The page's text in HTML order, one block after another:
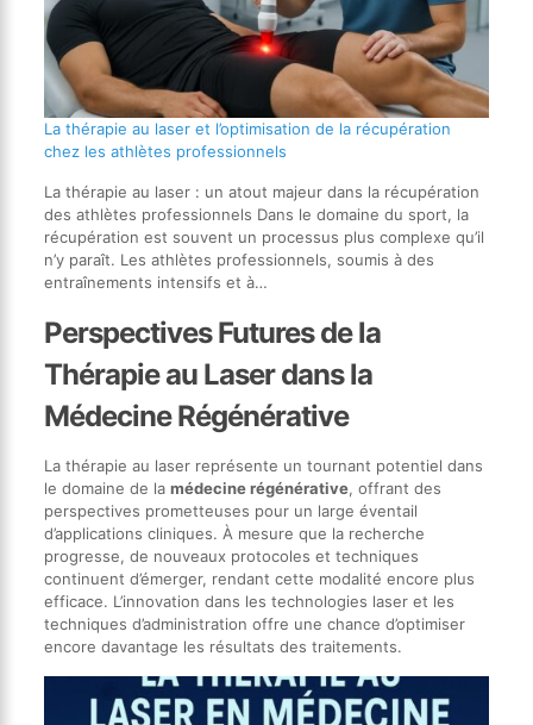
La thérapie au laser et l’optimisation de la récupération
chez les athlètes professionnels
La thérapie au laser : un atout majeur dans la récupération
des athlètes professionnels Dans le domaine du sport, la
récupération est souvent un processus plus complexe qu’il
n’y paraît. Les athlètes professionnels, soumis à des
entraînements intensifs et à…
Perspectives Futures de la
Thérapie au Laser dans la
Médecine Régénérative
La thérapie au laser représente un tournant potentiel dans
le domaine de la médecine régénérative, offrant des
perspectives prometteuses pour un large éventail
d’applications cliniques. À mesure que la recherche
progresse, de nouveaux protocoles et techniques
continuent d’émerger, rendant cette modalité encore plus
efficace. L’innovation dans les technologies laser et les
techniques d’administration offre une chance d’optimiser
encore davantage les résultats des traitements.